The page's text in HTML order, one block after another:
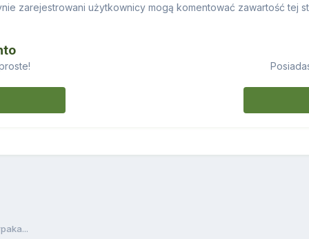
zarejestrowani użytkownicy mogą komentować zawartość tej